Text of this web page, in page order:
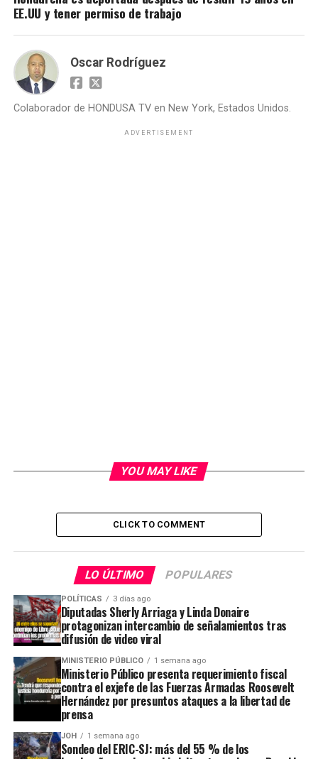
EE.UU y tener permiso de trabajo
Oscar Rodríguez
Colaborador de HONDUSA TV en New York, Estados Unidos.
ADVERTISEMENT
YOU MAY LIKE
CLICK TO COMMENT
LO ÚLTIMO POPULARES
POLÍTICAS 3 días ago
Diputadas Sherly Arriaga y Linda Donaire
protagonizan intercambio de señalamientos tras
difusión de video viral
MINISTERIO PÚBLICO 1 semana ago
Ministerio Público presenta requerimiento fiscal
contra el exjefe de las Fuerzas Armadas Roosevelt
Hernández por presuntos ataques a la libertad de
prensa
JOH 1 semana ago
Sondeo del ERIC-SJ: más del 55 % de los